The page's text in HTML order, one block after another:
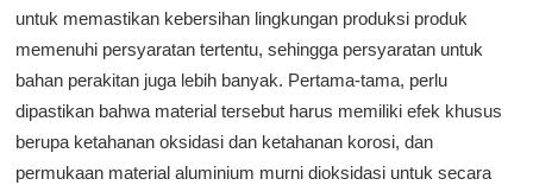
untuk memastikan kebersihan lingkungan produksi produk
memenuhi persyaratan tertentu, sehingga persyaratan untuk
bahan perakitan juga lebih banyak. Pertama-tama, perlu
dipastikan bahwa material tersebut harus memiliki efek khusus
berupa ketahanan oksidasi dan ketahanan korosi, dan
permukaan material aluminium murni dioksidasi untuk secara